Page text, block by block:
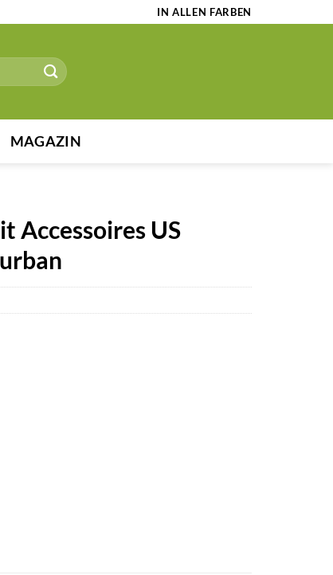
IN ALLEN FARBEN
MAGAZIN
Accessoires US